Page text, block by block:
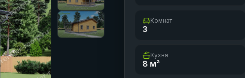
Комнат
3
Кухня
8 м²